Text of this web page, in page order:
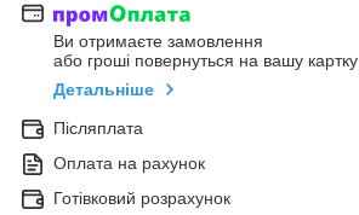
Ви отримаєте замовлення
або гроші повернуться на вашу картку
Детальніше
Післяплата
Оплата на рахунок
Готівковий розрахунок